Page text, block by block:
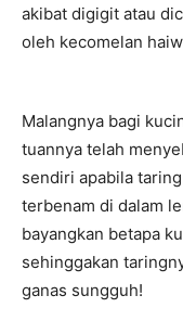
akibat digigit atau
oleh kecomelan
Malangnya bagi
tuannya telah
sendiri apabila
terbenam di dalam
bayangkan betapa
sehinggakan
ganas sungguh!